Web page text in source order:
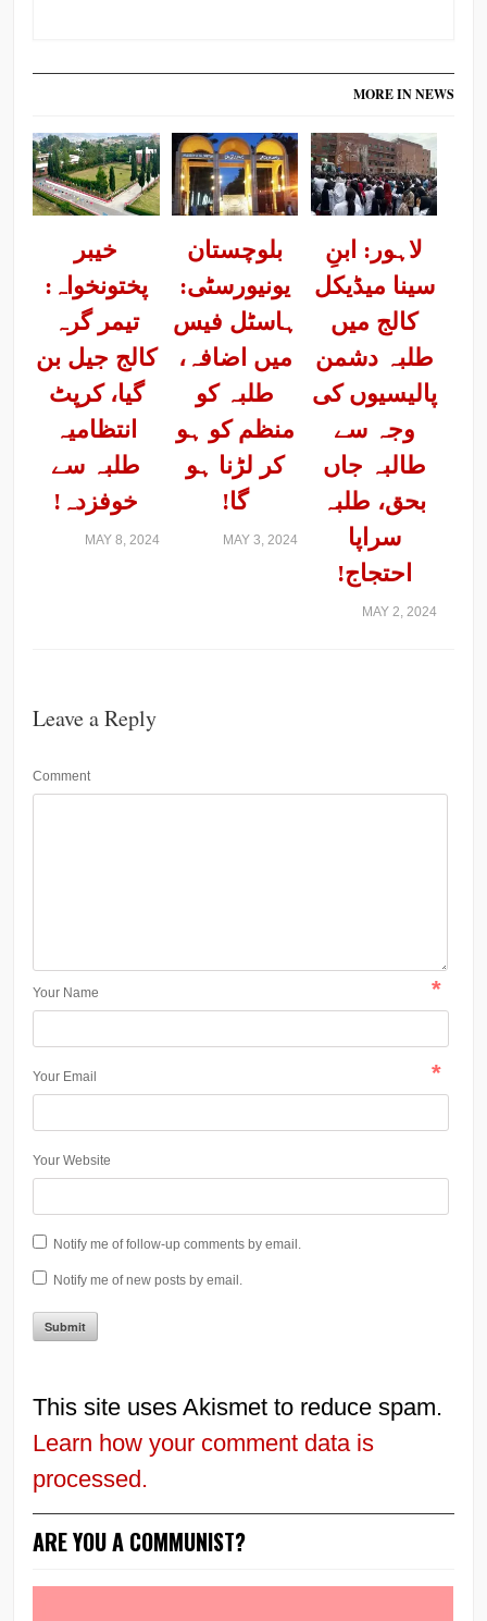
MORE IN NEWS
خیبر
پختونخواہ:
تیمر گرہ
کالج جیل بن
گیا، کرپٹ
انتظامیہ
طلبہ سے
خوفزدہ!
MAY 8, 2024
بلوچستان
یونیورسٹی:
ہاسٹل فیس
میں اضافہ،
طلبہ کو
منظم کو ہو
کر لڑنا ہو
گا!
MAY 3, 2024
لاہور: ابنِ
سینا میڈیکل
کالج میں
طلبہ دشمن
پالیسیوں کی
وجہ سے
طالبہ جاں
بحق، طلبہ
سراپا
احتجاج!
MAY 2, 2024
Leave a Reply
Comment
Your Name *
Your Email *
Your Website
Notify me of follow-up comments by email.
Notify me of new posts by email.
This site uses Akismet to reduce spam.
Learn how your comment data is
processed.
ARE YOU A COMMUNIST?